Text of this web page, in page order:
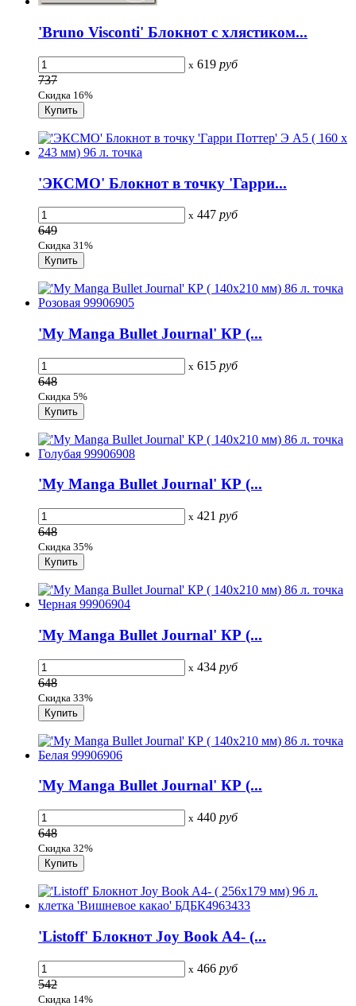
'Bruno Visconti' Блокнот с хлястиком...
x 619 руб
737
Скидка 16%
'ЭКСМО' Блокнот в точку 'Гарри...
x 447 руб
649
Скидка 31%
'My Manga Bullet Journal' КР (...
x 615 руб
648
Скидка 5%
'My Manga Bullet Journal' КР (...
x 421 руб
648
Скидка 35%
'My Manga Bullet Journal' КР (...
x 434 руб
648
Скидка 33%
'My Manga Bullet Journal' КР (...
x 440 руб
648
Скидка 32%
'Listoff' Блокнот Joy Book A4- (...
x 466 руб
542
Скидка 14%